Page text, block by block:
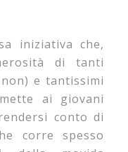
iniziativa che,
di tanti
e tantissimi
ai giovani
conto di
corre spesso